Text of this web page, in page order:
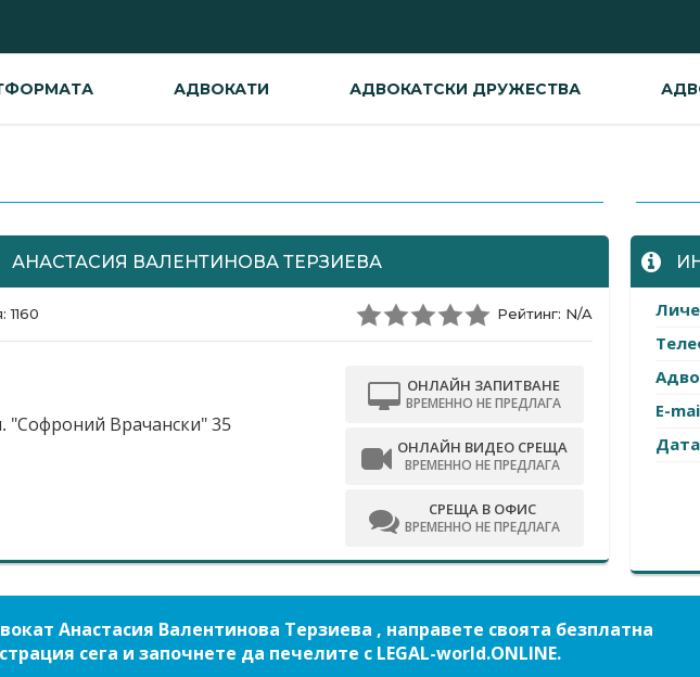
АДВОКАТИ АДВОКАТСКИ ДРУЖЕСТВА
АНАСТАСИЯ ВАЛЕНТИНОВА ТЕРЗИЕВА
Рейтинг: N/A
"Софроний Врачански" 35
ОНЛАЙН ЗАПИТВАНЕ
ВРЕМЕННО НЕ ПРЕДЛАГА
ОНЛАЙН ВИДЕО СРЕЩА
ВРЕМЕННО НЕ ПРЕДЛАГА
СРЕЩА В ОФИС
ВРЕМЕННО НЕ ПРЕДЛАГА
E-
Анастасия Валентинова Терзиева , направете своята безплатна
сега и започнете да печелите с LEGAL-world.ONLINE.